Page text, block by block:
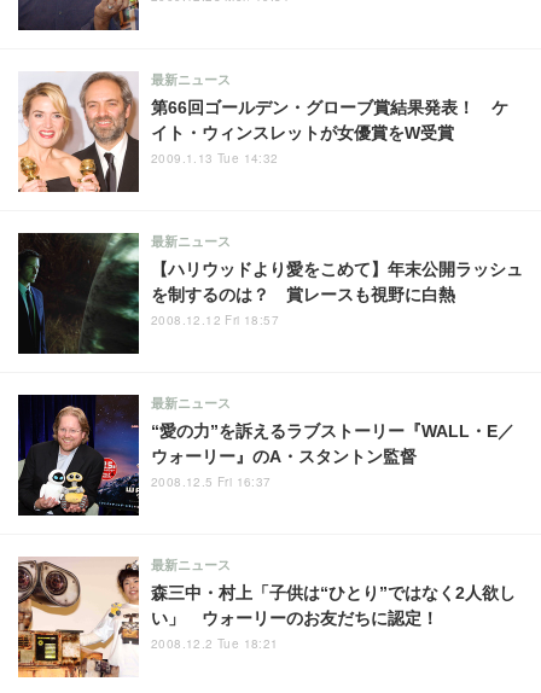
第66回ゴールデン・グローブ賞結果発表！ ケ
イト・ウィンスレットが女優賞をW受賞
最新ニュース
2009.1.13 Tue 14:32
【ハリウッドより愛をこめて】年末公開ラッシュ
を制するのは？ 賞レースも視野に白熱
最新ニュース
2008.12.12 Fri 18:57
“愛の力”を訴えるラブストーリー『WALL・E／
ウォーリー』のA・スタントン監督
最新ニュース
2008.12.5 Fri 16:37
森三中・村上「子供は“ひとり”ではなく2人欲し
い」 ウォーリーのお友だちに認定！
最新ニュース
2008.12.2 Tue 18:21